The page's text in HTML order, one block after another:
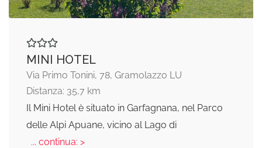
MINI HOTEL
Via Primo Tonini, 78, Gramolazzo LU
Distanza: 35,7 km
Il Mini Hotel è situato in Garfagnana, nel Parco
delle Alpi Apuane, vicino al Lago di
... continua: >